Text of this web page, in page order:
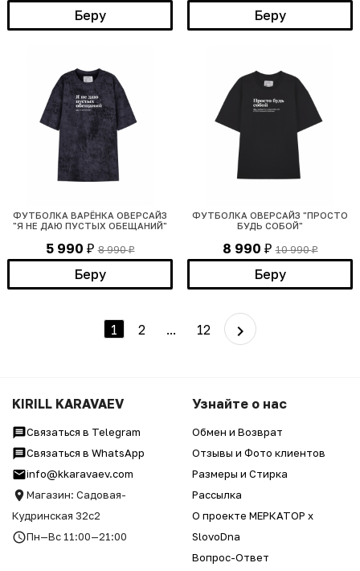
Беру Беру
ФУТБОЛКА ВАРЁНКА ОВЕРСАЙЗ
"Я НЕ ДАЮ ПУСТЫХ ОБЕЩАНИЙ"
5 990 ₽ 8 990₽
Беру
ФУТБОЛКА ОВЕРСАЙЗ "ПРОСТО
БУДЬ СОБОЙ"
8 990 ₽ 10 990₽
Беру
1 2 ... 12
KIRILL KARAVAEV
Связаться в Telegram
Связаться в WhatsApp
info@kkaravaev.com
Магазин: Садовая-
Кудринская 32с2
Пн—Вс 11:00—21:00
Узнайте о нас
Обмен и Возврат
Отзывы и Фото клиентов
Размеры и Стирка
Рассылка
О проекте МЕРКАТОР x
SlovoDna
Вопрос-Ответ